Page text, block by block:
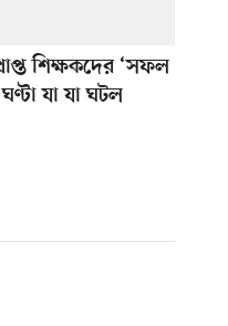
শিক্ষকদের ‘সফল
যা যা ঘটল